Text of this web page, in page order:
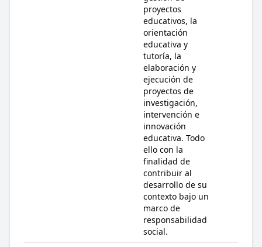
proyectos
educativos, la
orientación
educativa y
tutoría, la
elaboración y
ejecución de
proyectos de
investigación,
intervención e
innovación
educativa. Todo
ello con la
finalidad de
contribuir al
desarrollo de su
contexto bajo un
marco de
responsabilidad
social.